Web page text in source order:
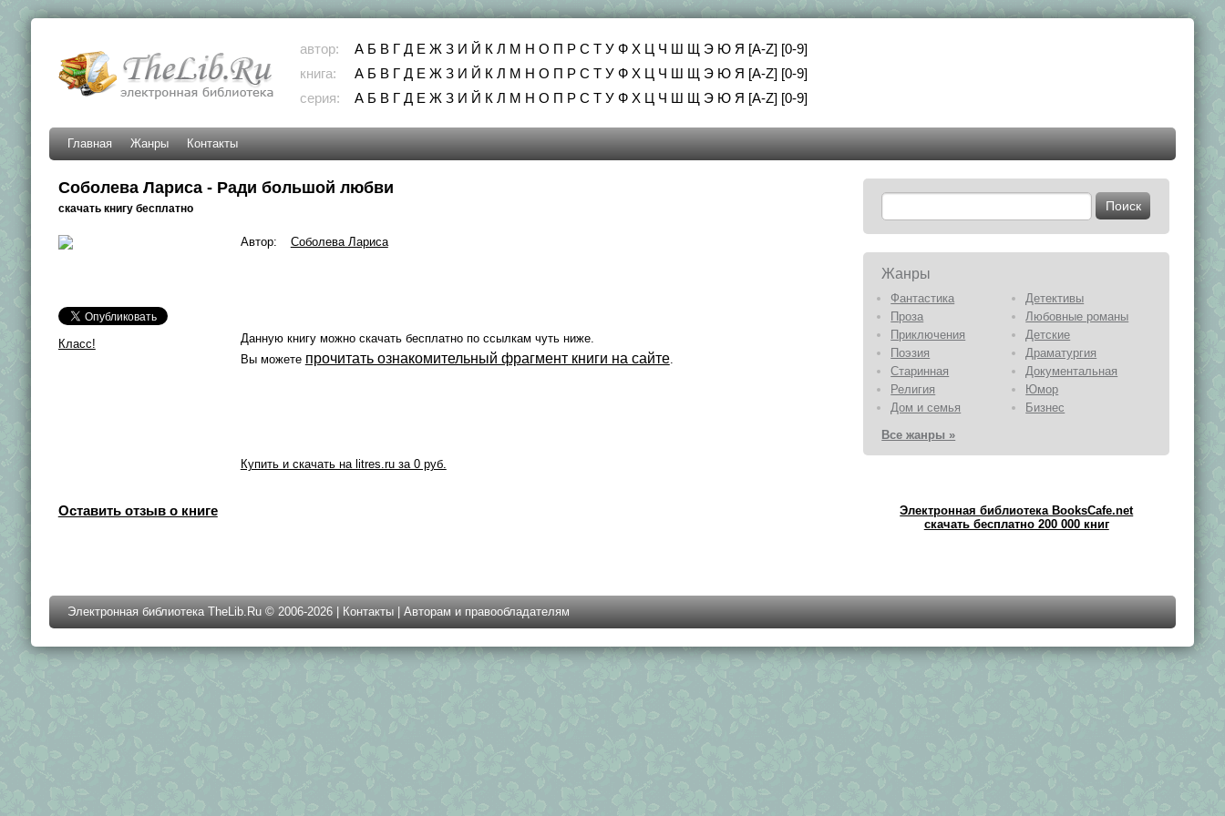
автор: А Б В Г Д Е Ж З И Й К Л М Н О П Р С Т У Ф Х Ц Ч Ш Щ Э Ю Я [A-Z] [0-9]
книга:
А Б В Г Д Е Ж З И Й К Л М Н О П Р С Т У Ф Х Ц Ч Ш Щ Э Ю Я [A-Z] [0-9]
серия:
А Б В Г Д Е Ж З И Й К Л М Н О П Р С Т У Ф Х Ц Ч Ш Щ Э Ю Я [A-Z] [0-9]
Главная Жанры Контакты
Соболева Лариса - Ради большой любви
скачать книгу бесплатно
Класс!
Автор: Соболева Лариса
Данную книгу можно скачать бесплатно по ссылкам чуть ниже.
Вы можете прочитать ознакомительный фрагмент книги на сайте.
Купить и скачать на litres.ru за 0 руб.
Оставить отзыв о книге
Жанры
Фантастика
Детективы
Проза
Любовные романы
Приключения
Детские
Поэзия
Драматургия
Старинная
Документальная
Религия
Юмор
Дом и семья
Бизнес
Все жанры »
Электронная библиотека BooksCafe.net
скачать бесплатно 200 000 книг
Электронная библиотека TheLib.Ru © 2006-2026 | Контакты| Авторам и правообладателям